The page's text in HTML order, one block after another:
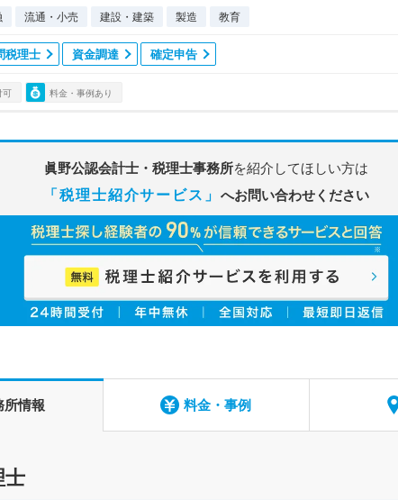
流通・小売 建設・建築 製造 教育
税理士 資金調達 確定申告
可 料金・事例あり
眞野公認会計士・税理士事務所を紹介してほしい方は
「税理士紹介サービス」へお問い合わせください
所情報 料金・事例
士